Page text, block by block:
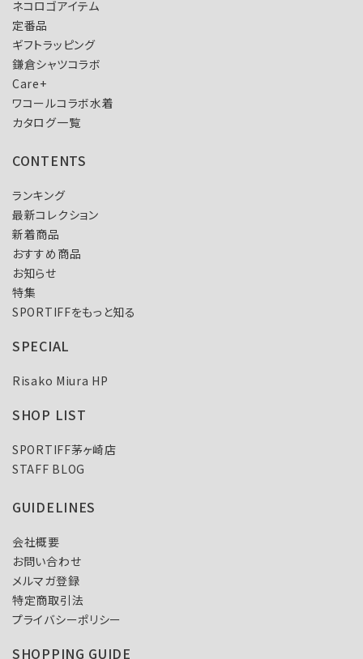
ネコロゴアイテム
定番品
ギフトラッピング
鎌倉シャツコラボ
Care+
ワコールコラボ水着
カタログ一覧
CONTENTS
ランキング
最新コレクション
新着商品
おすすめ商品
お知らせ
特集
SPORTIFFをもっと知る
SPECIAL
Risako Miura HP
SHOP LIST
SPORTIFF茅ヶ崎店
STAFF BLOG
GUIDELINES
会社概要
お問い合わせ
メルマガ登録
特定商取引法
プライバシーポリシー
SHOPPING GUIDE